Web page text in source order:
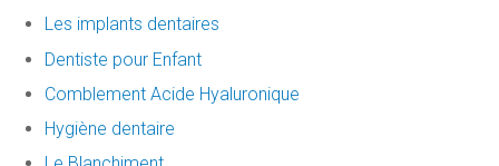
Les implants dentaires
Dentiste pour Enfant
Comblement Acide Hyaluronique
Hygiène dentaire